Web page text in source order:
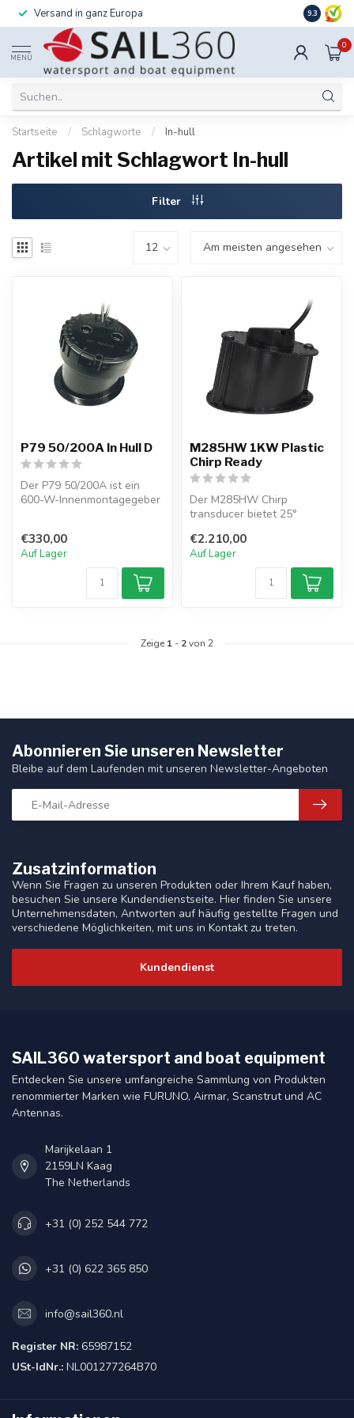
Versand in ganz Europa 9.3
MENÜ
0
Startseite / Schlagworte / In-hull
Artikel mit Schlagwort In-hull
Filter
P79 50/200A In Hull D
Der P79 50/200A ist ein
600-W-Innenmontagegeber
€330,00
Auf Lager
M285HW 1KW Plastic
Chirp Ready
Der M285HW Chirp
transducer bietet 25°
250 kHz CHIRP, perf...
€2.210,00
Auf Lager
Zeige 1 - 2von 2
Zusatzinformation
Wenn Sie Fragen zu unseren Produkten oder Ihrem Kauf haben,
besuchen Sie unsere Kundendienstseite. Hier finden Sie unsere
Unternehmensdaten, Antworten auf häufig gestellte Fragen und
verschiedene Möglichkeiten, mit uns in Kontakt zu treten.
Kundendienst
Abonnieren Sie unseren Newsletter
Bleibe auf dem Laufenden mit unseren Newsletter-Angeboten
SAIL360 watersport and boat equipment
Entdecken Sie unsere umfangreiche Sammlung von Produkten
renommierter Marken wie FURUNO, Airmar, Scanstrut und AC
Antennas.
Marijkelaan 1
2159LN Kaag
The Netherlands
+31 (0) 252 544 772
+31 (0) 622 365 850
info@sail360.nl
Register NR: 65987152
USt-IdNr.: NL001277264B70